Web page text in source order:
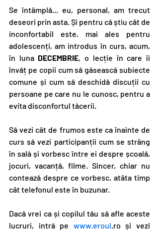
Se întâmplă... eu, personal, am trecut
deseori prin asta. Și pentru că știu cât de
inconfortabil este, mai ales pentru
adolescenți, am introdus în curs, acum,
în luna DECEMBRIE, o lecție în care îi
învăț pe copii cum să găsească subiecte
comune și cum să deschidă discuții cu
persoane pe care nu le cunosc, pentru a
evita disconfortul tăcerii.
Să vezi cât de frumos este ca înainte de
curs să vezi participanții cum se strâng
în sală și vorbesc între ei despre școală,
jocuri, vacanță, filme. Sincer, chiar nu
contează despre ce vorbesc, atâta timp
cât telefonul este în buzunar.
Dacă vrei ca și copilul tău să afle aceste
lucruri, intră pe www.eroul.ro și vezi